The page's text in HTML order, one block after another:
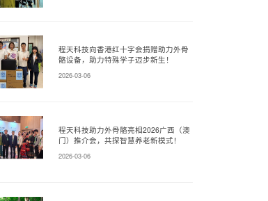
程天科技向香港红十字会捐赠助力外骨
骼设备，助力特殊学子迈步新生！
2026-03-06
程天科技助力外骨骼亮相2026广西（澳
门）推介会，共探智慧养老新模式！
2026-03-06